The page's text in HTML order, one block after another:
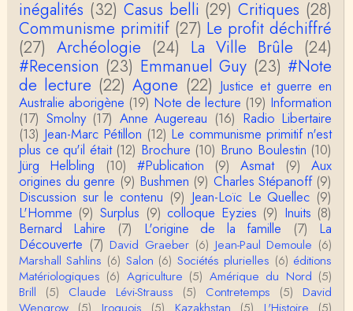
Christophe Darmangeat
La plus récente, donc celle en français, la quatrièm
e, publiée chez La Découverte.Bonne lecture !
Anonymous
Actuellement c'est quelle édition qui est la plus à jo
ur? La dernière edition française ou celle…
roland chaudat
le sous-titre de l’article de la Lutte de Classes “No
n, l’oppression des femmes n’a pas toujours exi…
roland chaudat
Votre gourmandise sera probablement récompens
ée parce que Snow apporte "de l'eau à votre m
o…
Christophe Darmangeat
...Et merci à vous pour Snow – qui m'a l'air d'être
inégalités (32) Casus belli (29) Critiques (28)
Communisme primitif (27) Le profit déchiffré
(27) Archéologie (24) La Ville Brûle (24)
#Recension (23) Emmanuel Guy (23) #Note
de lecture (22) Agone (22) Justice et guerre en
Australie aborigène (19) Note de lecture (19) Information
(17) Smolny (17) Anne Augereau (16) Radio Libertaire
(13) Jean-Marc Pétillon (12) Le communisme primitif n'est
plus ce qu'il était (12) Brochure (10) Bruno Boulestin (10)
Jürg Helbling
(10) #Publication (9) Asmat (9)
Aux
origines du genre (9) Bushmen (9) Charles Stépanoff (9)
Discussion sur le contenu (9) Jean-Loïc Le Quellec (9)
L'Homme (9) Surplus (9) colloque Eyzies (9) Inuits (8)
Bernard Lahire
(7) L'origine de la famille (7)
La
Découverte (7) David Graeber (6) Jean-Paul Demoule (6)
Marshall Sahlins (6) Salon (6) Sociétés plurielles (6) éditions
Matériologiques (6) Agriculture (5) Amérique du Nord (5)
Brill
(5) Claude Lévi-Strauss (5) Contretemps (5)
David